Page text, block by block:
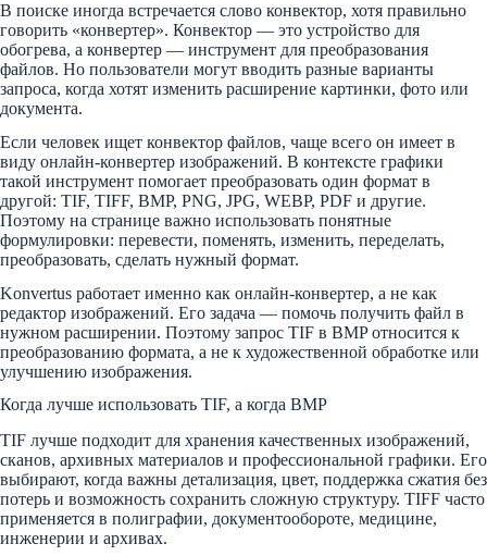
В поиске иногда встречается слово конвектор, хотя правильно
говорить «конвертер». Конвектор — это устройство для
обогрева, а конвертер — инструмент для преобразования
файлов. Но пользователи могут вводить разные варианты
запроса, когда хотят изменить расширение картинки, фото или
документа.
Если человек ищет конвектор файлов, чаще всего он имеет в
виду онлайн-конвертер изображений. В контексте графики
такой инструмент помогает преобразовать один формат в
другой: TIF, TIFF, BMP, PNG, JPG, WEBP, PDF и другие.
Поэтому на странице важно использовать понятные
формулировки: перевести, поменять, изменить, переделать,
преобразовать, сделать нужный формат.
Konvertus работает именно как онлайн-конвертер, а не как
редактор изображений. Его задача — помочь получить файл в
нужном расширении. Поэтому запрос TIF в BMP относится к
преобразованию формата, а не к художественной обработке или
улучшению изображения.
Когда лучше использовать TIF, а когда BMP
TIF лучше подходит для хранения качественных изображений,
сканов, архивных материалов и профессиональной графики. Его
выбирают, когда важны детализация, цвет, поддержка сжатия без
потерь и возможность сохранить сложную структуру. TIFF часто
применяется в полиграфии, документообороте, медицине,
инженерии и архивах.